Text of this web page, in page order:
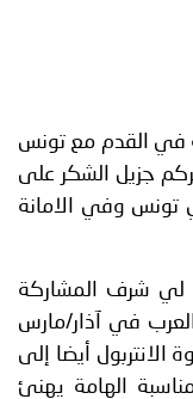
في القدم مع تونس
جزيل الشكر على
تونس وفي الامانة
لي شرف المشاركة
العرب في آذار/مارس
أيضا إلى
الهامة يهنئ